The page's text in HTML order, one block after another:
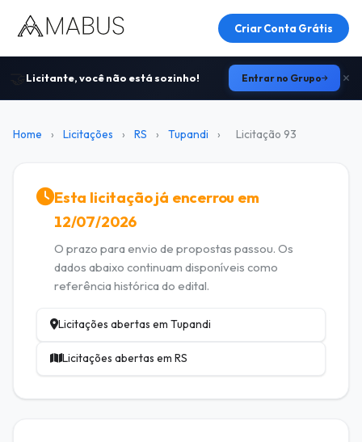
Criar Conta Grátis
Licitante, você não está sozinho! Entrar no Grupo
Home › Licitações › RS › Tupandi › Licitação 93
Esta licitação já encerrou em
12/07/2026
O prazo para envio de propostas passou. Os
dados abaixo continuam disponíveis como
referência histórica do edital.
Licitações abertas em Tupandi
Licitações abertas em RS